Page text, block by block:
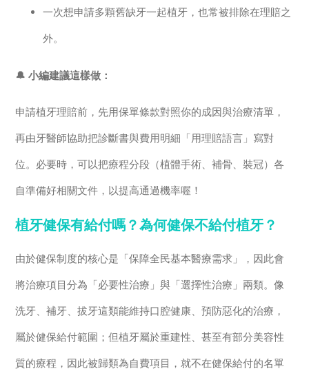
一次想申請多顆舊缺牙一起植牙，也常被排除在理賠之
外。
🔔小編建議這樣做：
申請植牙理賠前，先用保單條款對照你的成因與治療清單，
再由牙醫師協助把診斷書與費用明細「用理賠語言」寫對
位。必要時，可以把療程分段（植體手術、補骨、裝冠）各
自準備好相關文件，以提高通過機率喔！
植牙健保有給付嗎？為何健保不給付植牙？
由於健保制度的核心是「保障全民基本醫療需求」，因此會
將治療項目分為「必要性治療」與「選擇性治療」兩類。像
洗牙、補牙、拔牙這類能維持口腔健康、預防惡化的治療，
屬於健保給付範圍；但植牙屬於重建性、甚至有部分美容性
質的療程，因此被歸類為自費項目，就不在健保給付的名單